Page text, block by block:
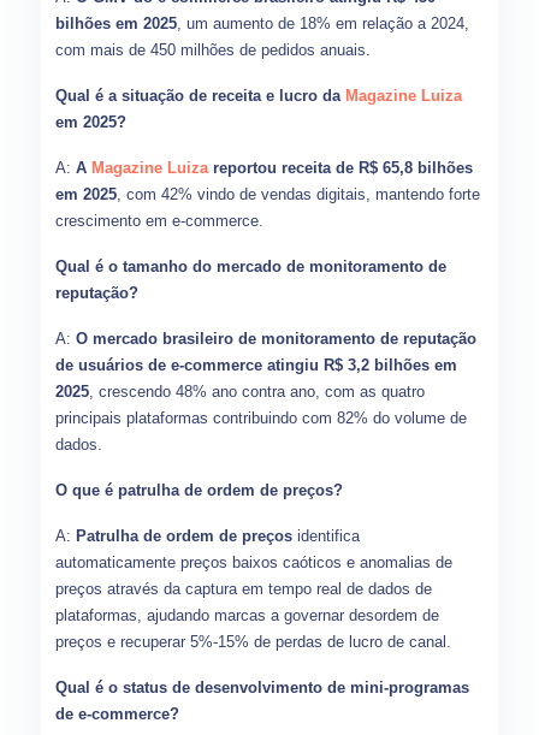
bilhões em 2025, um aumento de 18% em relação a 2024,
com mais de 450 milhões de pedidos anuais.
Qual é a situação de receita e lucro da Magazine Luiza
em 2025?
A: A Magazine Luizareportou receita de R$ 65,8 bilhões
em 2025, com 42% vindo de vendas digitais, mantendo forte
crescimento em e-commerce.
Qual é o tamanho do mercado de monitoramento de
reputação?
A: O mercado brasileiro de monitoramento de reputação
de usuários de e-commerce atingiu R$ 3,2 bilhões em
2025, crescendo 48% ano contra ano, com as quatro
principais plataformas contribuindo com 82% do volume de
dados.
O que é patrulha de ordem de preços?
A: Patrulha de ordem de preços identifica
automaticamente preços baixos caóticos e anomalias de
preços através da captura em tempo real de dados de
plataformas, ajudando marcas a governar desordem de
preços e recuperar 5%-15% de perdas de lucro de canal.
Qual é o status de desenvolvimento de mini-programas
de e-commerce?